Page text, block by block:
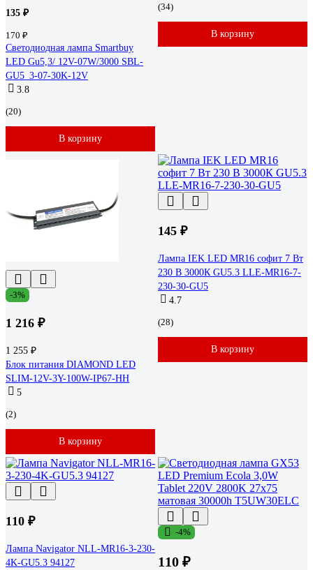
135 ₽
170 ₽
Светодиодная лампа Smartbuy
LED Gu5,3/ 12V-07W/3000 SBL-
GU5_3-07-30K-12V
3.8
(20)
В корзину
(34)
В корзину
-3%
1 216 ₽
1 255 ₽
Блок питания DIAMOND LED
SLIM-12V-3Y-100W-IP67-HH
5
(2)
В корзину
145 ₽
Лампа IEK LED MR16 софит 7 Вт
230 В 3000К GU5.3 LLE-MR16-7-
230-30-GU5
4.7
(28)
В корзину
110 ₽
Лампа Navigator NLL-MR16-3-230-
4K-GU5.3 94127
-4%
110 ₽